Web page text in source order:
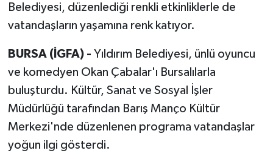
Belediyesi, düzenlediği renkli etkinliklerle de
vatandaşların yaşamına renk katıyor.
BURSA (İGFA) - Yıldırım Belediyesi, ünlü oyuncu
ve komedyen Okan Çabalar'ı Bursalılarla
buluşturdu. Kültür, Sanat ve Sosyal İşler
Müdürlüğü tarafından Barış Manço Kültür
Merkezi'nde düzenlenen programa vatandaşlar
yoğun ilgi gösterdi.